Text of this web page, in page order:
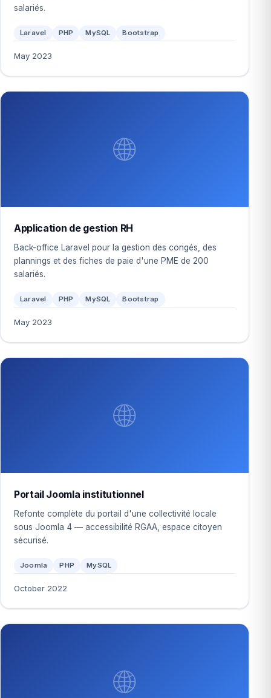
salariés.
Laravel PHP MySQL Bootstrap
May 2023
🌐
Application de gestion RH
Back-office Laravel pour la gestion des congés, des
plannings et des fiches de paie d'une PME de 200
salariés.
Laravel PHP MySQL Bootstrap
May 2023
🌐
Portail Joomla institutionnel
Refonte complète du portail d'une collectivité locale
sous Joomla 4 — accessibilité RGAA, espace citoyen
sécurisé.
Joomla PHP MySQL
October 2022
🌐